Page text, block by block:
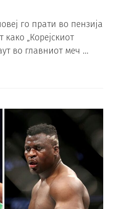
го прати во пензија
„Корејскиот
во главниот меч …